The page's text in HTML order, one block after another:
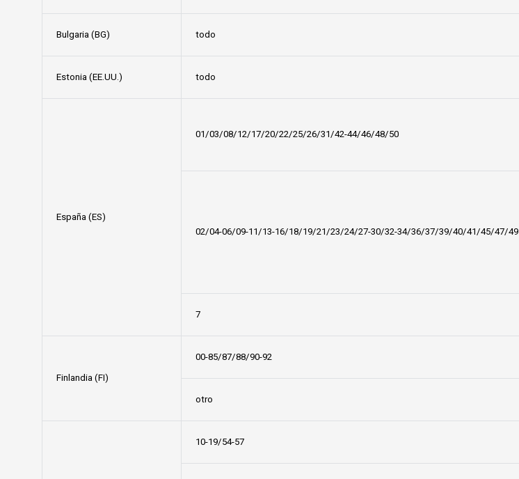
Bulgaria (BG) todo
Estonia (EE.UU.) todo
España (ES)
01/03/08/12/17/20/22/25/26/31/42-44/46/48/50
02/04-06/09-11/13-16/18/19/21/23/24/27-30/32-34/36/37/39/40/41/45/47/49
7
Finlandia (FI)
00-85/87/88/90-92
otro
10-19/54-57